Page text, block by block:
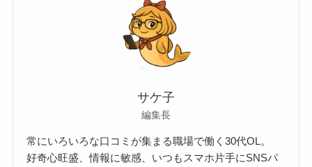
サケ子
編集長
常にいろいろな口コミが集まる職場で働く30代OL。
好奇心旺盛、情報に敏感、いつもスマホ片手にSNSパ